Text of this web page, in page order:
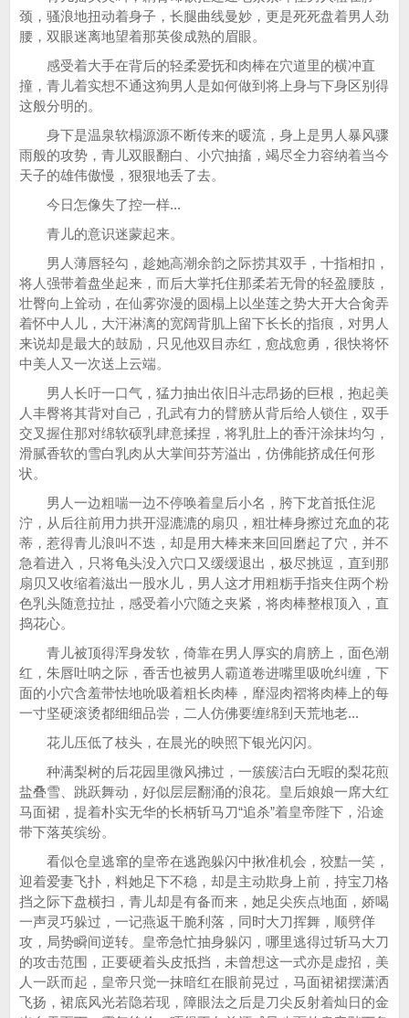
颈，骚浪地扭动着身子，长腿曲线曼妙，更是死死盘着男人劲
腰，双眼迷离地望着那英俊成熟的眉眼。
感受着大手在背后的轻柔爱抚和肉棒在穴道里的横冲直
撞，青儿着实想不通这狗男人是如何做到将上身与下身区别得
这般分明的。
身下是温泉软榻源源不断传来的暖流，身上是男人暴风骤
雨般的攻势，青儿双眼翻白、小穴抽搐，竭尽全力容纳着当今
天子的雄伟傲慢，狠狠地丢了去。
今日怎像失了控一样...
青儿的意识迷蒙起来。
男人薄唇轻勾，趁她高潮余韵之际捞其双手，十指相扣，
将人强带着盘坐起来，而后大掌托住那柔若无骨的轻盈腰肢，
壮臀向上耸动，在仙雾弥漫的圆榻上以坐莲之势大开大合肏弄
着怀中人儿，大汗淋漓的宽阔背肌上留下长长的指痕，对男人
来说却是最大的鼓励，只见他双目赤红，愈战愈勇，很快将怀
中美人又一次送上云端。
男人长吁一口气，猛力抽出依旧斗志昂扬的巨根，抱起美
人丰臀将其背对自己，孔武有力的臂膀从背后给人锁住，双手
交叉握住那对绵软硕乳肆意揉捏，将乳肚上的香汗涂抹均匀，
滑腻香软的雪白乳肉从大掌间芬芳溢出，仿佛能挤成任何形
状。
男人一边粗喘一边不停唤着皇后小名，胯下龙首抵住泥
泞，从后往前用力拱开湿漉漉的扇贝，粗壮棒身擦过充血的花
蒂，惹得青儿浪叫不迭，却是用大棒来来回回磨起了穴，并不
急着进入，只将龟头没入穴口又缓缓退出，极尽挑逗，直到那
扇贝又收缩着滋出一股水儿，男人这才用粗粝手指夹住两个粉
色乳头随意拉扯，感受着小穴随之夹紧，将肉棒整根顶入，直
捣花心。
青儿被顶得浑身发软，倚靠在男人厚实的肩膀上，面色潮
红，朱唇吐呐之际，香舌也被男人霸道卷进嘴里吸吮纠缠，下
面的小穴含羞带怯地吮吸着粗长肉棒，靡湿肉褶将肉棒上的每
一寸坚硬滚烫都细细品尝，二人仿佛要缠绵到天荒地老...
花儿压低了枝头，在晨光的映照下银光闪闪。
种满梨树的后花园里微风拂过，一簇簇洁白无暇的梨花煎
盐叠雪、跳跃舞动，好似层层翻涌的浪花。皇后娘娘一席大红
马面裙，提着朴实无华的长柄斩马刀“追杀”着皇帝陛下，沿途
带下落英缤纷。
看似仓皇逃窜的皇帝在逃跑躲闪中揪准机会，狡黠一笑，
迎着爱妻飞扑，料她足下不稳，却是主动欺身上前，持宝刀格
挡之际下盘横扫，青儿却是有备而来，她足尖疾点地面，娇喝
一声灵巧躲过，一记燕返干脆利落，同时大刀挥舞，顺劈佯
攻，局势瞬间逆转。皇帝急忙抽身躲闪，哪里逃得过斩马大刀
的攻击范围，正要硬着头皮抵挡，未曾想这一式亦是虚招，美
人一跃而起，皇帝只觉一抹暗红在眼前晃过，马面裙裙摆潇洒
飞扬，裙底风光若隐若现，障眼法之后是刀尖反射着灿日的金